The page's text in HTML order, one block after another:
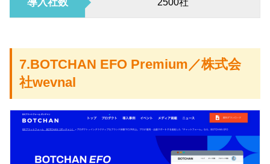
7.BOTCHAN EFO Premium／株式会
社wevnal